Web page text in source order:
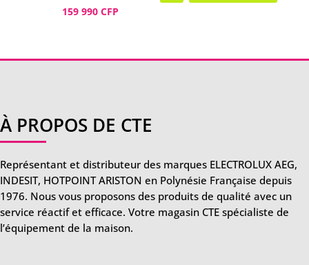
159 990 CFP
À PROPOS DE CTE
Représentant et distributeur des marques ELECTROLUX AEG,
INDESIT, HOTPOINT ARISTON en Polynésie Française depuis
1976. Nous vous proposons des produits de qualité avec un
service réactif et efficace. Votre magasin CTE spécialiste de
l’équipement de la maison.